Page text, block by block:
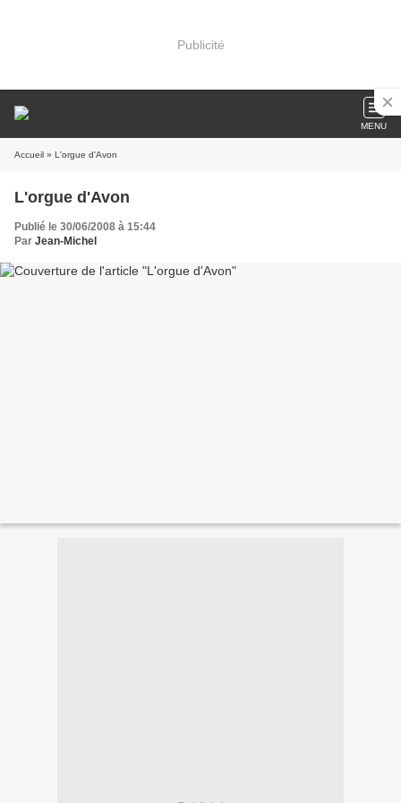
Publicité
MENU
Accueil » L'orgue d'Avon
L'orgue d'Avon
Publié le 30/06/2008 à 15:44
Par Jean-Michel